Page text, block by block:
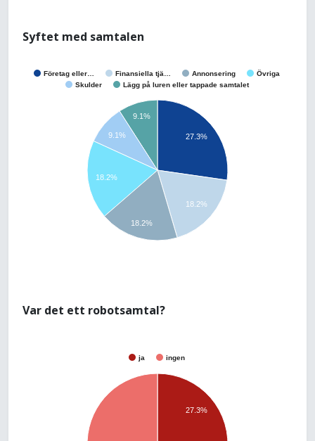
Syftet med samtalen
Företag eller… Finansiella tjä… Annonsering
Övriga
Skulder
Lägg på luren eller tappade samtalet
27.3%
18.2%
9.1%
9.1%
18.2%
18.2%
Var det ett robotsamtal?
ja ingen
27.3%